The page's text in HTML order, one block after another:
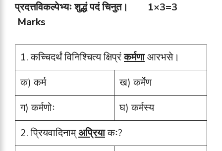
प्रदत्तविकल्पेभ्यः शुद्धं पदं चिनुत। 1×3=3
Marks
1. कच्चिदर्थं विनिश्चित्य क्षिप्रंकर्मणाआरभसे।
क) कर्म
ख) कर्मेण
ग) कर्मणोः
घ) कर्मस्य
2. प्रियवादिनाम्अप्रियाकः?